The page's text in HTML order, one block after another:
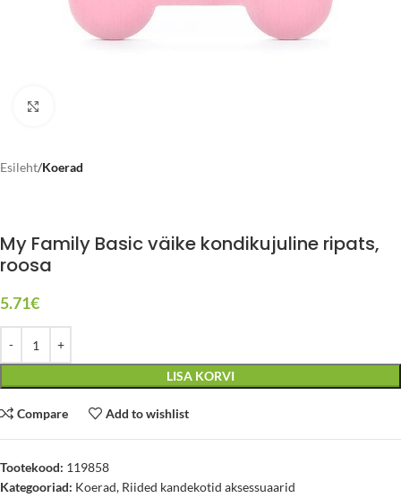
Esileht Koerad
My Family Basic väike kondikujuline ripats,
roosa
5.71€
LISA KORVI
Compare Add to wishlist
Tootekood: 119858
Kategooriad: Koerad, Riided kandekotid aksessuaarid